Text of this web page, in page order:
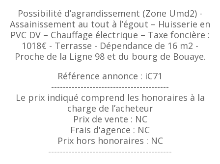
Possibilité d’agrandissement (Zone Umd2) -
Assainissement au tout à l’égout – Huisserie en
PVC DV – Chauffage électrique – Taxe foncière :
1018€ - Terrasse - Dépendance de 16 m2 -
Proche de la Ligne 98 et du bourg de Bouaye.
Référence annonce : iC71
----------------------------------------
Le prix indiqué comprend les honoraires à la
charge de l’acheteur
Prix de vente : NC
Frais d'agence : NC
Prix hors honoraires : NC
------------------------------------------